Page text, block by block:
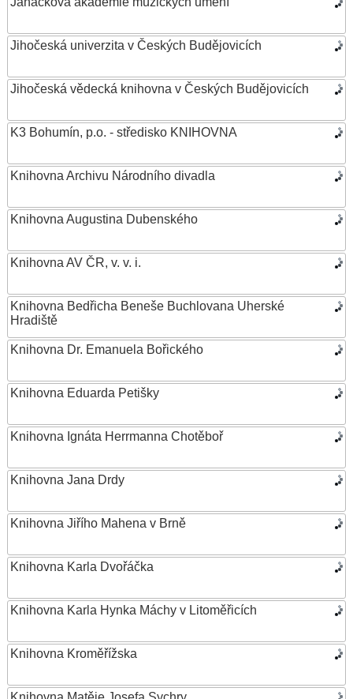
Jihočeská univerzita v Českých Budějovicích
Jihočeská vědecká knihovna v Českých Budějovicích
K3 Bohumín, p.o. - středisko KNIHOVNA
Knihovna Archivu Národního divadla
Knihovna Augustina Dubenského
Knihovna AV ČR, v. v. i.
Knihovna Bedřicha Beneše Buchlovana Uherské
Hradiště
Knihovna Dr. Emanuela Bořického
Knihovna Eduarda Petišky
Knihovna Ignáta Herrmanna Chotěboř
Knihovna Jana Drdy
Knihovna Jiřího Mahena v Brně
Knihovna Karla Dvořáčka
Knihovna Karla Hynka Máchy v Litoměřicích
Knihovna Kroměřížska